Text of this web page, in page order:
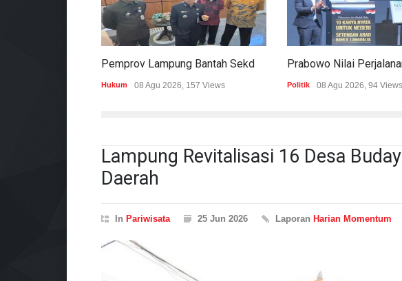
Hukum 08 Agu 2026, 157 Views Politik 08 Agu 2026, 94 Views
Lampung Revitalisasi 16 Desa
Daerah
In Pariwisata 25 Jun 2026 Laporan Harian Momentum